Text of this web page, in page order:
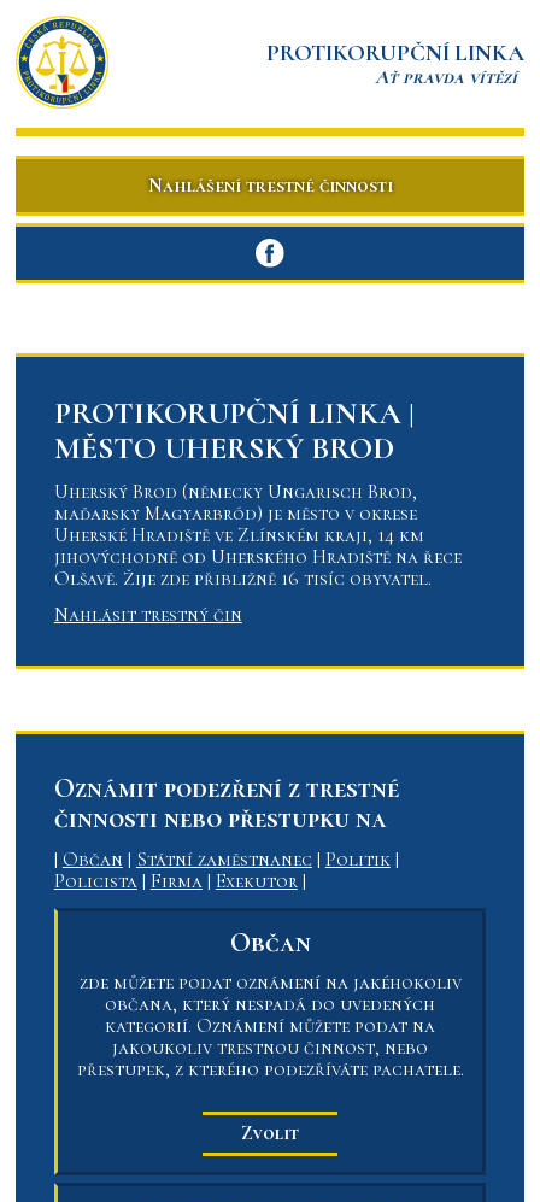
PROTIKORUPČNÍ LINKA
Ať pravda vítězí
Nahlášení trestné činnosti
PROTIKORUPČNÍ LINKA |
MĚSTO UHERSKÝ BROD
Uherský Brod (německy Ungarisch Brod,
maďarsky Magyarbród) je město v okrese
Uherské Hradiště ve Zlínském kraji, 14 km
jihovýchodně od Uherského Hradiště na řece
Olšavě. Žije zde přibližně 16 tisíc obyvatel.
Nahlásit trestný čin
Oznámit podezření z trestné
činnosti nebo přestupku na
| Občan | Státní zaměstnanec | Politik|
Policista| Firma| Exekutor|
Občan
zde můžete podat oznámení na jakéhokoliv
občana, který nespadá do uvedených
kategorií. Oznámení můžete podat na
jakoukoliv trestnou činnost, nebo
přestupek, z kterého podezříváte pachatele.
Zvolit